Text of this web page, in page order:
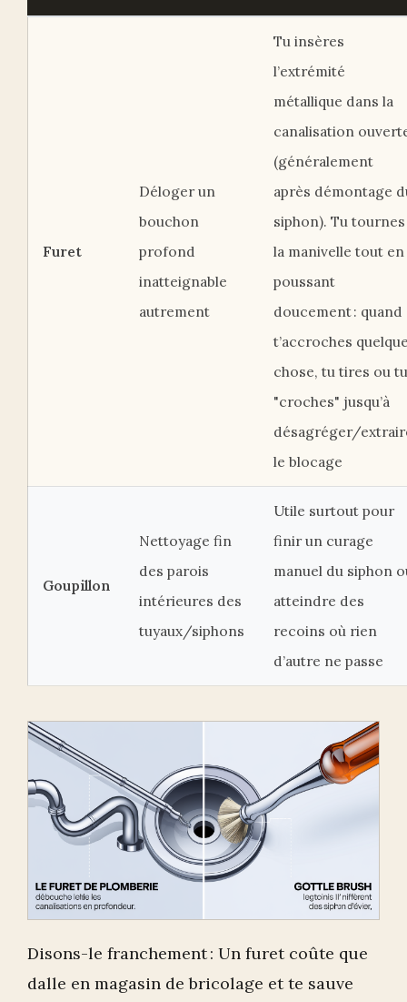
Furet
Déloger un
bouchon
profond
inatteignable
autrement
Tu insères
l’extrémité
métallique dans la
canalisation
(généralement
après démontage
siphon). Tu tournes
la manivelle tout en
poussant
doucement : quand
t’accroches
chose, tu tires ou tu
"croches" jusqu’à
désagréger/
le blocage
Goupillon
Nettoyage fin
des parois
intérieures des
tuyaux/siphons
Utile surtout pour
finir un curage
manuel du siphon
atteindre des
recoins où rien
d’autre ne passe
Disons-le franchement : Un furet coûte que
dalle en magasin de bricolage et te sauve